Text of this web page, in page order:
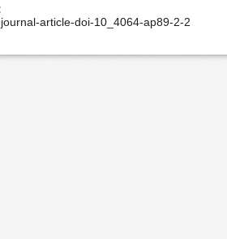
article-doi-10_4064-ap89-2-2